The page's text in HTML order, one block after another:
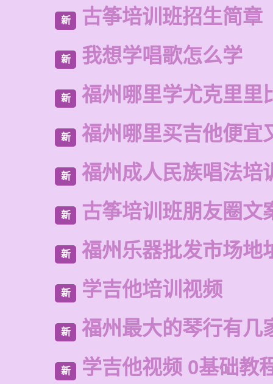
新 古筝培训班招生简章
新 我想学唱歌怎么学
新 福州哪里学尤克里里
新 福州哪里买吉他便宜
新 福州成人民族唱法培
新 古筝培训班朋友圈文
新 福州乐器批发市场地
新 学吉他培训视频
新 福州最大的琴行有几
新 学吉他视频 0基础教